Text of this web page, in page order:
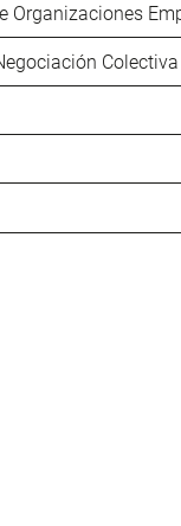
Organizaciones
Colectiva